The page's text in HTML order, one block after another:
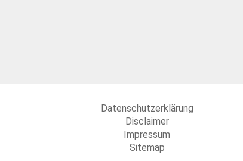
Datenschutzerklärung
Disclaimer
Impressum
Sitemap